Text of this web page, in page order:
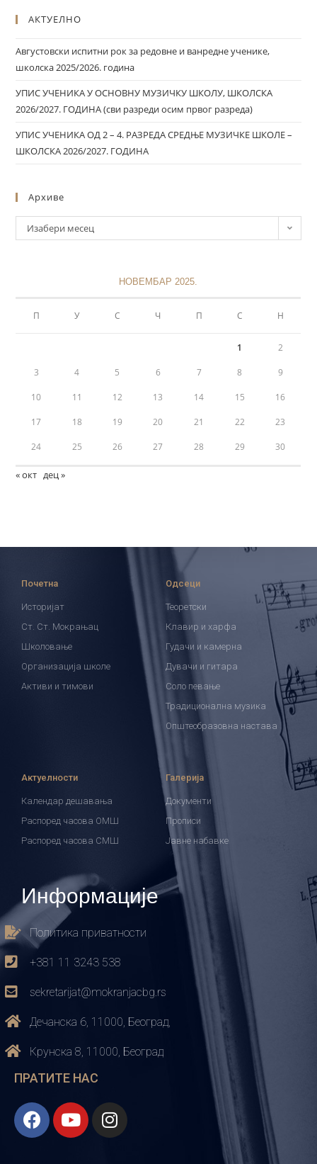
АКТУЕЛНО
Августовски испитни рок за редовне и ванредне ученике,
школска 2025/2026. година
УПИС УЧЕНИКА У ОСНОВНУ МУЗИЧКУ ШКОЛУ, ШКОЛСКА
2026/2027. ГОДИНА (сви разреди осим првог разреда)
УПИС УЧЕНИКА ОД 2 – 4. РАЗРЕДА СРЕДЊЕ МУЗИЧКЕ ШКОЛЕ –
ШКОЛСКА 2026/2027. ГОДИНА
Архиве
Изабери месец
НОВЕМБАР 2025.
П У С Ч П С Н
1 2
3 4 5 6 7 8 9
10 11 12 13 14 15 16
17 18 19 20 21 22 23
24 25 26 27 28 29 30
« окт дец »
Почетна
Историјат
Ст. Ст. Мокрањац
Школовање
Организација школе
Активи и тимови
Одсеци
Теоретски
Клавир и харфа
Гудачи и камерна
Дувачи и гитара
Соло певање
Традиционална музика
Општеобразовна настава
Актуелности
Календар дешавања
Распоред часова ОМШ
Распоред часова СМШ
Галерија
Документи
Прописи
Јавне набавке
Информације
Политика приватности
+381 11 3243 538
sekretarijat@mokranjacbg.rs
Дечанска 6, 11000, Београд,
Крунска 8, 11000, Београд
ПРАТИТЕ НАС